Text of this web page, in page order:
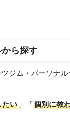
ら探す
ジム・パーソナ
たい 」「個別に教